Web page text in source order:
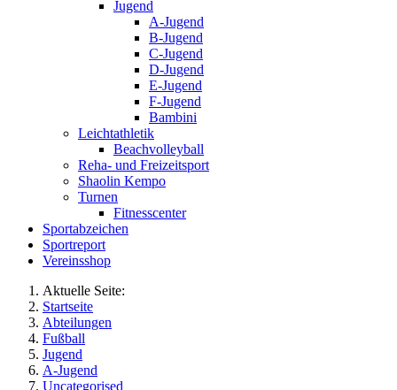
Jugend
A-Jugend
B-Jugend
C-Jugend
D-Jugend
E-Jugend
F-Jugend
Bambini
Leichtathletik
Beachvolleyball
Reha- und Freizeitsport
Shaolin Kempo
Turnen
Fitnesscenter
Sportabzeichen
Sportreport
Vereinsshop
Aktuelle Seite:
Startseite
Abteilungen
Fußball
Jugend
A-Jugend
Uncategorised